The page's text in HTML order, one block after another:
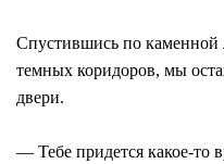
Спустившись по каменной
темных коридоров, мы
двери.
― Тебе придется какое-то